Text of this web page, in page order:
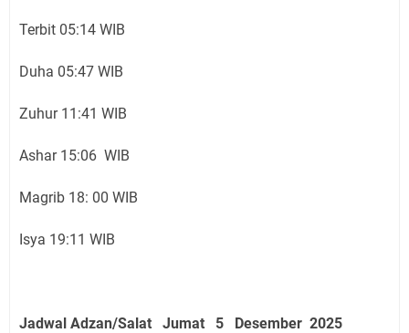
Terbit 05:14 WIB
Duha 05:47 WIB
Zuhur 11:41 WIB
Ashar 15:06 WIB
Magrib 18: 00 WIB
Isya 19:11 WIB
Jadwal Adzan/Salat Jumat 5 Desember 2025